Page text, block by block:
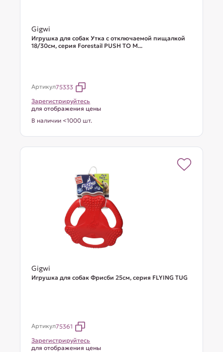
Gigwi
Игрушка для собак Утка с отключаемой пищалкой
18/30см, серия Forestail PUSH TO M...
Артикул75333
Зарегистрируйтесь
для отображения цены
В наличии <1000 шт.
Gigwi
Игрушка для собак Фрисби 25см, серия FLYING TUG
Артикул75361
Зарегистрируйтесь
для отображения цены